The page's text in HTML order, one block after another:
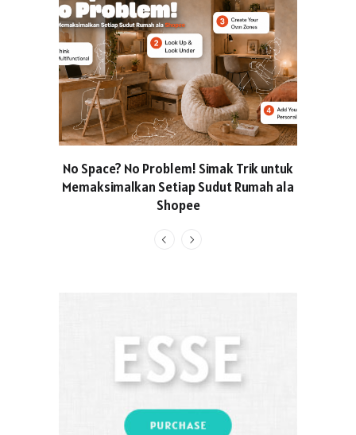
No Space? No Problem! Simak Trik untuk
Memaksimalkan Setiap Sudut Rumah ala
Shopee